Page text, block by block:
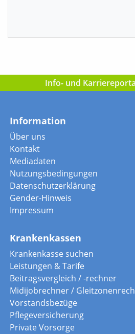
Info- und
Information
Über uns
Kontakt
Mediadaten
Nutzungsbedingungen
Datenschutzerklärung
Gender-Hinweis
Impressum
Krankenkassen
Krankenkasse suchen
Leistungen & Tarife
Beitragsvergleich / -rechner
Midijobrechner /
Vorstandsbezüge
Pflegeversicherung
Private Vorsorge